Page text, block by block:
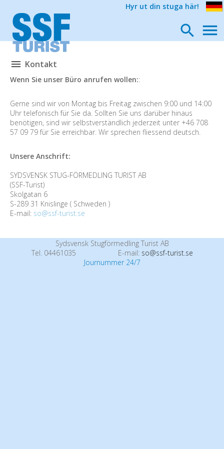
Hyr ut din stuga här!
Kontakt
Wenn Sie unser Büro anrufen wollen::
Gerne sind wir von Montag bis Freitag zwischen 9:00 und 14:00
Uhr telefonisch für Sie da. Sollten Sie uns darüber hinaus
benötigen, sind wir selbstverständlich jederzeit unter +46 708
57 09 79 für Sie erreichbar. Wir sprechen fliessend deutsch.
Unsere Anschrift:
SYDSVENSK STUG-FÖRMEDLING TURIST AB
(SSF-Turist)
Skolgatan 6
S-289 31 Knislinge ( Schweden )
E-mail: so@ssf-turist.se
Sydsvensk Stugförmedling Turist AB
Tel. 04461035
E-mail: so@ssf-turist.se
Journummer 24/7